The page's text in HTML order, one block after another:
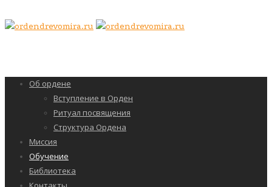
Об ордене
Вступление в Орден
Ритуал посвящения
Структура Ордена
Миссия
Обучение
Библиотека